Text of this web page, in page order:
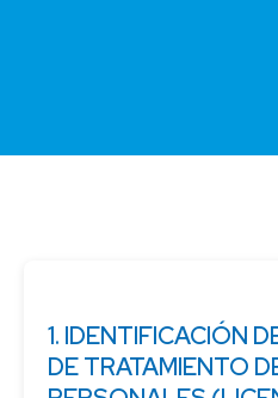
1. IDENTIFICACIÓN
DE TRATAMIENTO